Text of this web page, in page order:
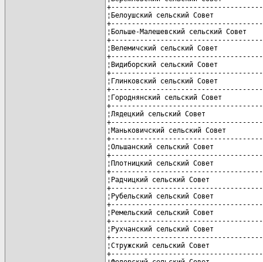
¦Белоушский сельский Совет
¦Больше-Малешевский сельский
¦Велемичский сельский Совет
¦Видиборский сельский Совет
¦Глинковский сельский Совет
¦Городнянский сельский Совет
¦Лядецкий сельский Совет
¦Маньковичский сельский Совет
¦Ольшанский сельский Совет
¦Плотницкий сельский Совет
¦Радчицкий сельский Совет
¦Рубельский сельский Совет
¦Ремельский сельский Совет
¦Рухчанский сельский Совет
¦Стружский сельский Совет